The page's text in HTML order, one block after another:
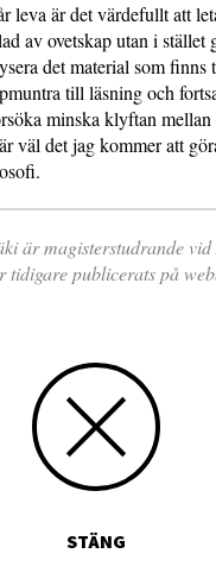
leva är det värdefullt att
av ovetskap utan i stället
det material som
till läsning och
minska klyftan mellan
väl det jag kommer att
är magisterstudrande vid
tidigare publicerats på
STÄNG